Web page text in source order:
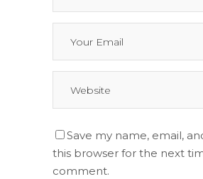
Save my name, email,
this browser for the next
comment.